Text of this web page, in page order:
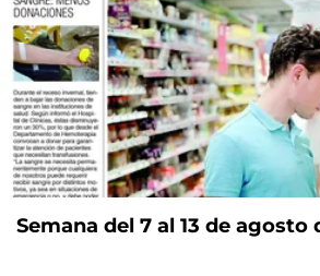
Semana del 7 al 13 de agosto